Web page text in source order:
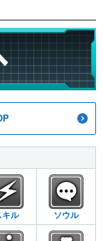
キル ソウル